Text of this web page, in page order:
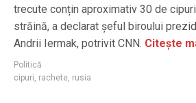
trecute conțin aproximativ 30 de
străină, a declarat șeful biroului
Andrii Iermak, potrivit CNN. Citește
Politică
cipuri, rachete, rusia